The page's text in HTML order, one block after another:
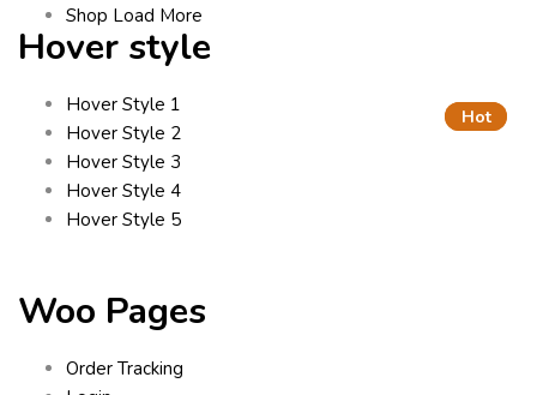
Shop Load More
Hover style
Hover Style 1
Hover Style 2
Hover Style 3
Hover Style 4
Hot
Hover Style 5
Hot
Woo Pages
Order Tracking